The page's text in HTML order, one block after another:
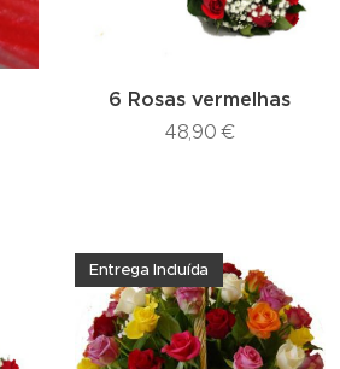
6 Rosas vermelhas
48,90 €
Entrega Incluída